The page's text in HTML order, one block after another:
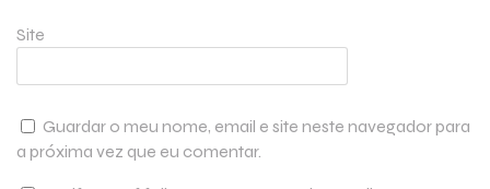
Site
Guardar o meu nome, email e site neste navegador para
a próxima vez que eu comentar.